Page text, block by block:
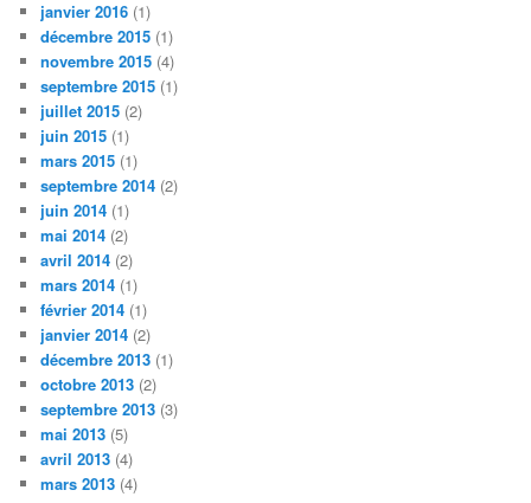
janvier 2016 (1)
décembre 2015 (1)
novembre 2015 (4)
septembre 2015 (1)
juillet 2015 (2)
juin 2015 (1)
mars 2015 (1)
septembre 2014 (2)
juin 2014 (1)
mai 2014 (2)
avril 2014 (2)
mars 2014 (1)
février 2014 (1)
janvier 2014 (2)
décembre 2013 (1)
octobre 2013 (2)
septembre 2013 (3)
mai 2013 (5)
avril 2013 (4)
mars 2013 (4)